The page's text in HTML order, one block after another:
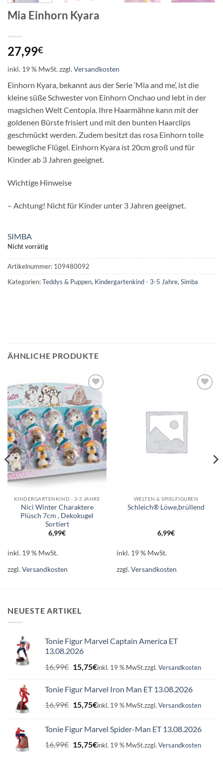
Mia Einhorn Kyara
27,99€
inkl. 19 % MwSt.zzgl.Versandkosten
Einhorn Kyara, bekannt aus der Serie ‘Mia and me’, ist die
kleine süße Schwester von Einhorn Onchao und lebt in der
magsichen Welt Centopia. Ihre Haarmähne kann mit der
goldenen Bürste frisiert und mit den bunten Haarclips
geschmückt werden. Zudem besitzt das rosa Einhorn tolle
bewegliche Flügel. Einhorn Kyara ist 20cm groß und für
Kinder ab 3 Jahren geeignet.
Wichtige Hinweise
– Achtung! Nicht für Kinder unter 3 Jahren geeignet.
SIMBA
Nicht vorrätig
Artikelnummer: 109480092
Kategorien:Teddys & Puppen, Kindergartenkind - 3-5 Jahre, Simba
ÄHNLICHE PRODUKTE
Auf die
Wunschliste
KINDERGARTENKIND - 3-5 JAHRE
Nici Winter Charaktere
Plüsch 7cm , Dekokugel
Sortiert
6,99€
inkl. 19 % MwSt.
zzgl.Versandkosten
WELTEN & SPIELFIGUREN
Schleich® Löwe,brüllend
6,99€
inkl. 19 % MwSt.
zzgl.Versandkosten
NEUESTE ARTIKEL
Tonie Figur Marvel Captain America ET
13.08.2026
16,99€ Ursprünglicher
Preis
16,99€
15,75€Aktueller
15,75€.
inkl. 19 % MwSt.zzgl. Versandkosten
Tonie Figur Marvel Iron Man ET 13.08.2026
16,99€ Ursprünglicher
Preis
16,99€
15,75€Aktueller
15,75€.
inkl. 19 % MwSt.zzgl. Versandkosten
Tonie Figur Marvel Spider-Man ET 13.08.2026
16,99€ Ursprünglicher
Preis
15,75€Aktueller
inkl. 19 % MwSt.zzgl. Versandkosten